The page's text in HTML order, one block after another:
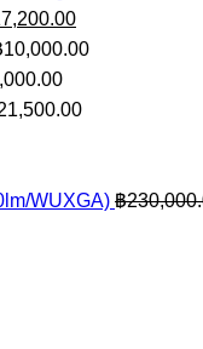
Current
price
฿17,200.00.
10,000.00
WUXGA) ฿